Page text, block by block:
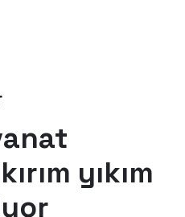
yıkım